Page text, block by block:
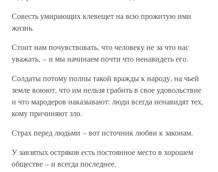
Совесть умирающих клевещет на всю прожитую ими
жизнь.
Стоит нам почувствовать, что человеку не за что нас
уважать, – и мы начинаем почти что ненавидеть его.
Солдаты потому полны такой вражды к народу, на чьей
земле воюют, что им нельзя грабить в свое удовольствие
и что мародеров наказывают: люди всегда ненавидят тех,
кому причиняют зло.
Страх перед людьми – вот источник любви к законам.
У завзятых остряков есть постоянное место в хорошем
обществе – и всегда последнее.